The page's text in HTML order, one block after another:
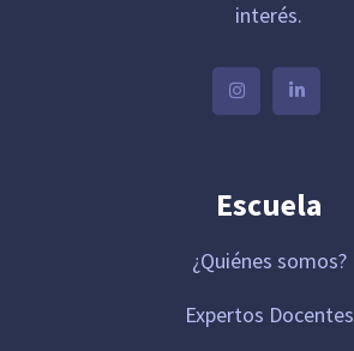
interés.
Escuela
¿Quiénes somos?
Expertos Docentes